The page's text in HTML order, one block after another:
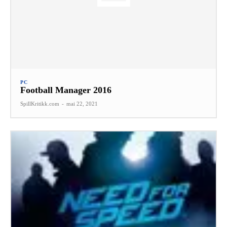
PC
Football Manager 2016
SpillKritikk.com - mai 22, 2021